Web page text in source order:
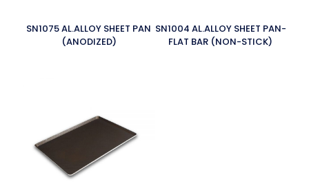
SN1075 AL.ALLOY SHEET PAN
(ANODIZED)
SN1004 AL.ALLOY SHEET PAN-
FLAT BAR (NON-STICK)